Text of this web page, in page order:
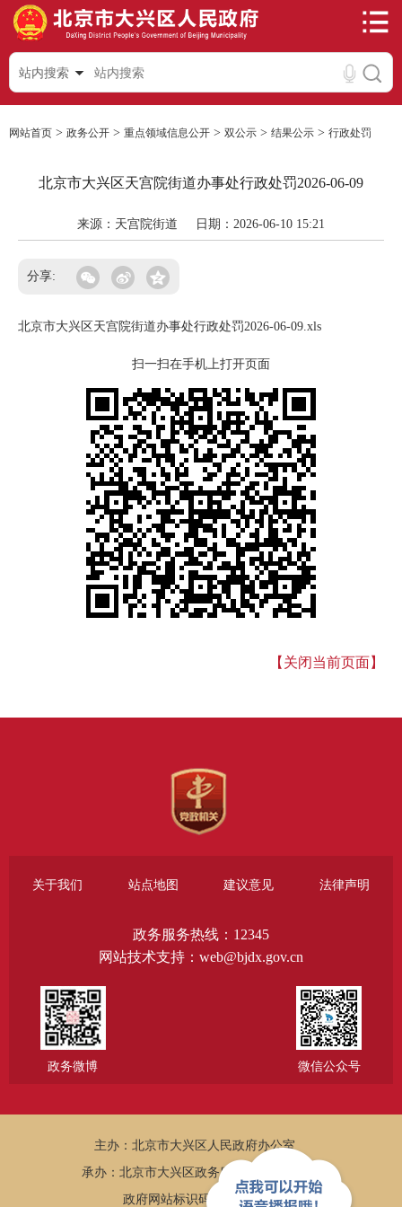
站内搜索
网站首页 > 政务公开 > 重点领域信息公开 > 双公示 > 结果公示 > 行政处罚
北京市大兴区天宫院街道办事处行政处罚2026-06-09
来源：天宫院街道 日期：2026-06-10 15:21
分享:
北京市大兴区天宫院街道办事处行政处罚2026-06-09.xls
扫一扫在手机上打开页面
【关闭当前页面】
关于我们 站点地图 建议意见 法律声明
政务服务热线：12345
网站技术支持：web@bjdx.gov.cn
政务微博 微信公众号
主办：北京市大兴区人民政府办公室
承办：北京市大兴区政务服务和数据管理局
政府网站标识码：1101150005